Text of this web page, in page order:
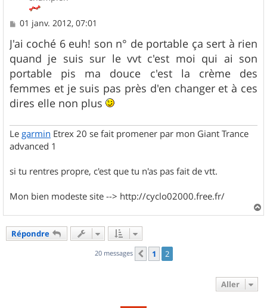
M
s
s
a
g
e
01 janv. 2012, 07:01
J'ai coché 6 euh! son n° de portable ça sert à rien
quand je suis sur le vvt c'est moi qui ai son
portable pis ma douce c'est la crème des
femmes et je suis pas près d'en changer et à ces
dires elle non plus
Le garmin Etrex 20 se fait promener par mon Giant Trance
advanced 1
si tu rentres propre, c'est que tu n'as pas fait de vtt.
Mon bien modeste site --> http://cyclo02000.free.fr/
a
Répondre
20 messages Précédent
1 2
Aller